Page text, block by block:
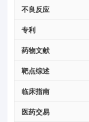
不良反应
专利
药物文献
靶点综述
临床指南
医药交易